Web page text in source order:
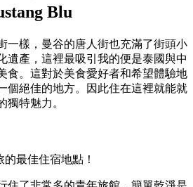
Blu
一樣，曼谷的唐人街也充滿了街頭小
遺產，這裡最吸引我的便是泰國與中
食。這對於美食愛好者和希望體驗地
個絕佳的地方。因此住在這裡就能就
獨特魅力。
最佳住宿地點！